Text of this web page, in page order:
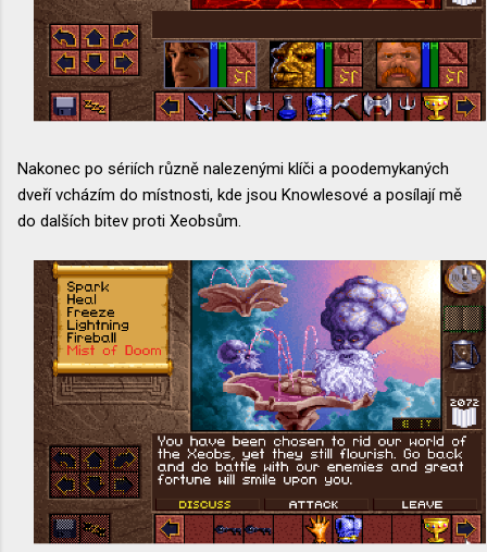
Nakonec po sériích různě nalezenými klíči a poodemykaných
dveří vcházím do místnosti, kde jsou Knowlesové a posílají mě
do dalších bitev proti Xeobsům.